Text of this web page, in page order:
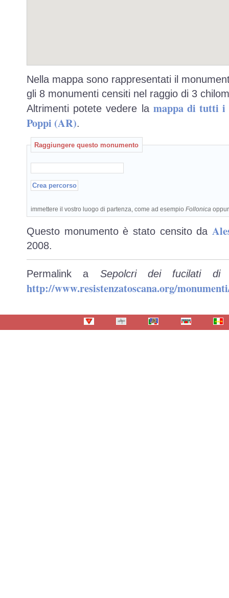
Nella mappa sono rappresentati il
gli 8 monumenti censiti nel raggio di 3
Altrimenti potete vedere la mappa di tutti i
Poppi (AR).
Raggiungere questo monumento
immettere il vostro luogo di partenza, come ad esempio Follonica
Questo monumento è stato censito da
2008.
Permalink a Sepolcri dei fucilati
http://www.resistenzatoscana.org/